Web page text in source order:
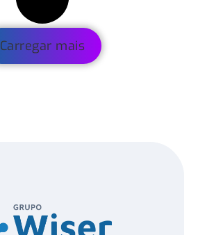
Carregar mais